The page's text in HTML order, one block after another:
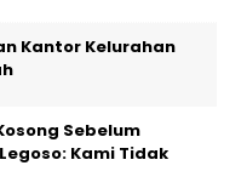
Kantor Kelurahan
Sebelum
Kami Tidak